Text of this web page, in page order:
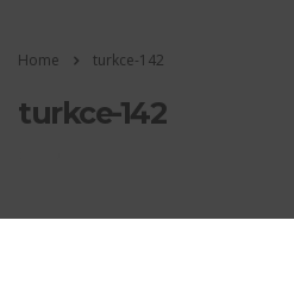
Home turkce-142
turkce-142